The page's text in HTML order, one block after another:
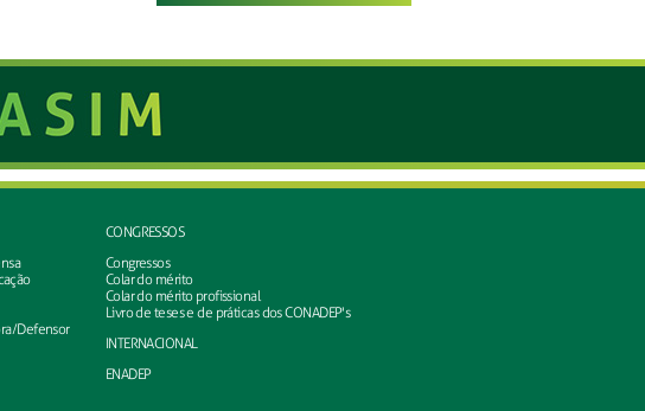
Defensor
CONGRESSOS
Congressos
Colar do mérito
Colar do mérito profissional
Livro de teses e de práticas dos CONADEP's
INTERNACIONAL
ENADEP